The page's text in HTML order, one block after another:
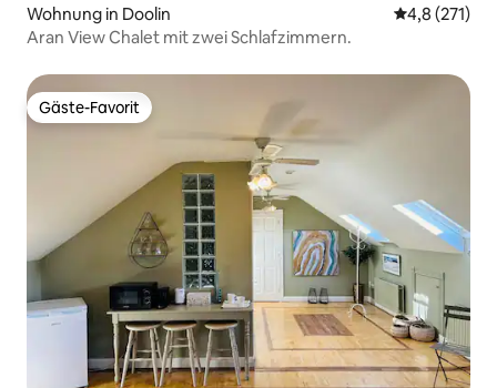
Wohnung in Doolin
4,8 (271)
Aran View Chalet mit zwei Schlafzimmern.
Gäste-Favorit
Gäste-Favorit